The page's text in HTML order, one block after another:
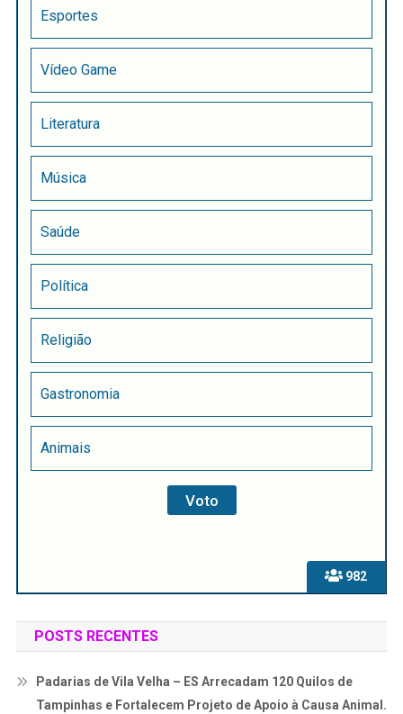
982
Esportes
Vídeo Game
Literatura
Música
Saúde
Política
Religião
Gastronomia
Animais
POSTS RECENTES
Padarias de Vila Velha – ES Arrecadam 120 Quilos de
Tampinhas e Fortalecem Projeto de Apoio à Causa Animal.